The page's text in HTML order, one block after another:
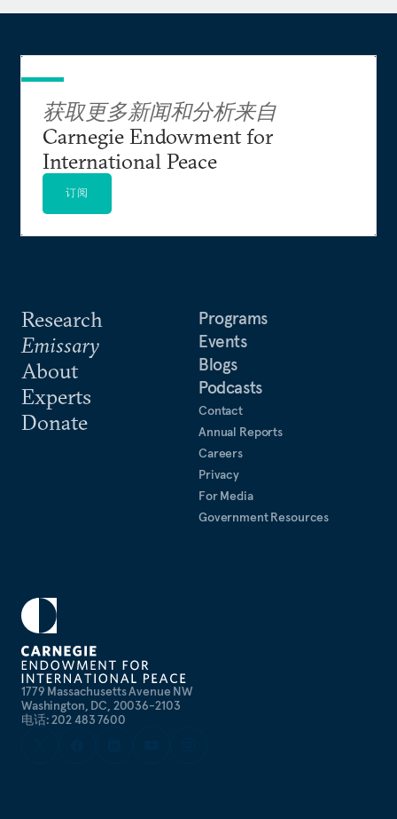
1779 Massachusetts Avenue NW
Washington, DC, 20036-2103
电话: 202 483 7600
Research
Emissary
About
Experts
Donate
Programs
Events
Blogs
Podcasts
Contact
Annual Reports
Careers
Privacy
For Media
Government Resources
获取更多新闻和分析来自
Carnegie Endowment for
International Peace
订阅